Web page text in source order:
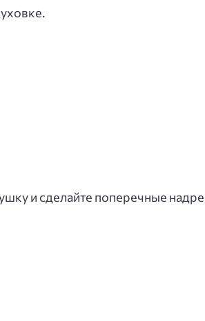
и сделайте поперечные